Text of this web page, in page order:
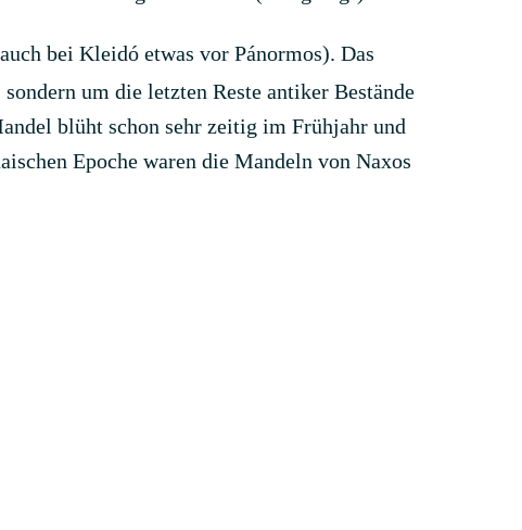
bei Kleidó etwas vor Pánormos). Das
um die letzten Reste antiker Bestände
blüht schon sehr zeitig im Frühjahr und
Epoche waren die Mandeln von Naxos